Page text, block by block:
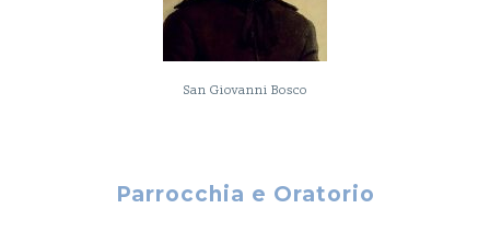
San Giovanni Bosco
Parrocchia e Oratorio